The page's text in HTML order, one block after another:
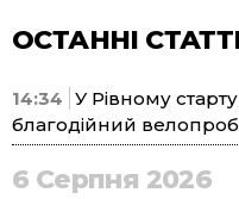
ОСТАННІ
14:34 У Рівному
благодійний
6 Серпня 2026